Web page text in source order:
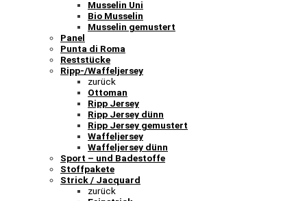
Musselin Uni
Bio Musselin
Musselin gemustert
Panel
Punta di Roma
Reststücke
Ripp-/Waffeljersey
zurück
Ottoman
Ripp Jersey
Ripp Jersey dünn
Ripp Jersey gemustert
Waffeljersey
Waffeljersey dünn
Sport – und Badestoffe
Stoffpakete
Strick / Jacquard
zurück